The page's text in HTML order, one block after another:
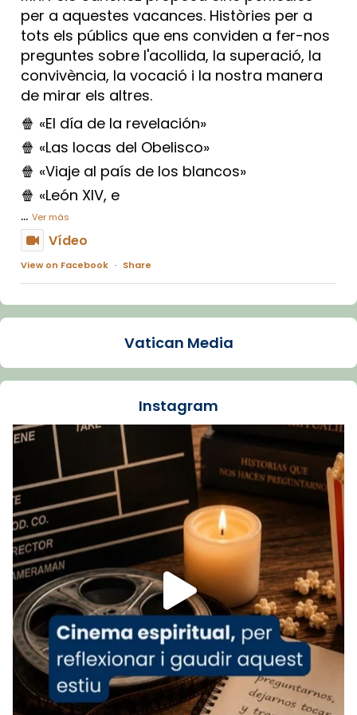
per a aquestes vacances. Històries per a
tots els públics que ens conviden a fer-nos
preguntes sobre l'acollida, la superació, la
convivència, la vocació i la nostra manera
de mirar els altres.
🍿 «El día de la revelación»
🍿 «Las locas del Obelisco»
🍿 «Viaje al país de los blancos»
🍿 «León XIV, e
... Ver más
Vídeo
View on Facebook · Share
Arquebisbat de Barcelona
La Carmina va patir depressió. Fa gairebé
dos mesos, a l'Estadi Lluís Companys, la
Recupera l'entrevista comp
Vatican
tican News 👇
www.vaticannews.va/es/iglesia/news/2026-
07/carmina-historia-depresion-papa-viaje-
espana-testimoni...
Foto
View on Facebook · Share
Arquebisbat de Barcelona
1 week ago
«Avui les santes Juliana i Semproniana ens
ajuden a alçar la mirada»
Vatican Media
Instagram